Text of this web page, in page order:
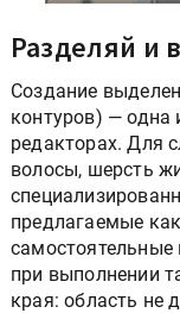
Разделяй и
Создание
контуров) — одна
редакторах. Для
волосы, шерсть
предлагаемые
при выполнении
края: область не